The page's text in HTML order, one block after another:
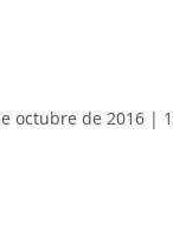
octubre de 2016 |